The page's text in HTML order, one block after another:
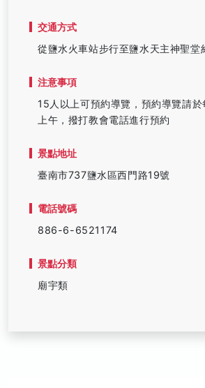
交通方式
從鹽水火車站步行至鹽水天主神聖堂
注意事項
15人以上可預約導覽，預約導覽請於
上午，撥打教會電話進行預約
景點地址
臺南市737鹽水區西門路19號
電話號碼
886-6-6521174
景點分類
廟宇類